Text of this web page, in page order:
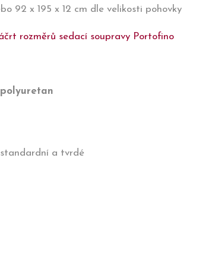
92 x 195 x 12 cm dle velikosti pohovky
rozměrů sedací soupravy Portofino
a tvrdé